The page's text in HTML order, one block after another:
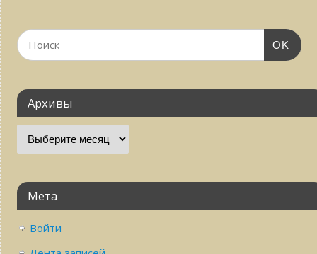
OK
Архивы
Мета
Войти